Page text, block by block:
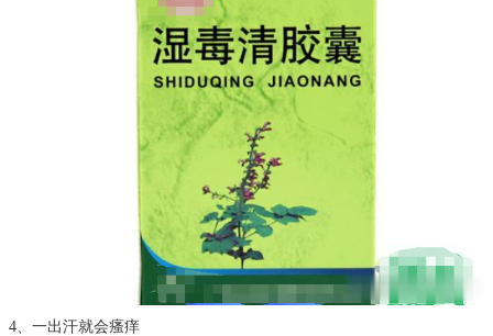
4、一出汗就会瘙痒